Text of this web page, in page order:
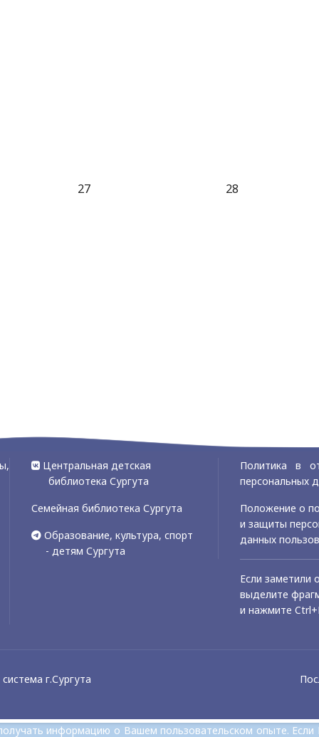
27 28
Центральная детская
библиотека Сургута
Семейная библиотека Сургута
Образование, культура, спорт
- детям Сургута
Политика в
персональных
Положение о
и защиты
данных
Если заметили
выделите
и нажмите
г.Сургута
информацию о Вашем пользовательском опыте.